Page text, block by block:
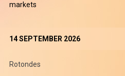
markets
14 SEPTEMBER 2026
Rotondes